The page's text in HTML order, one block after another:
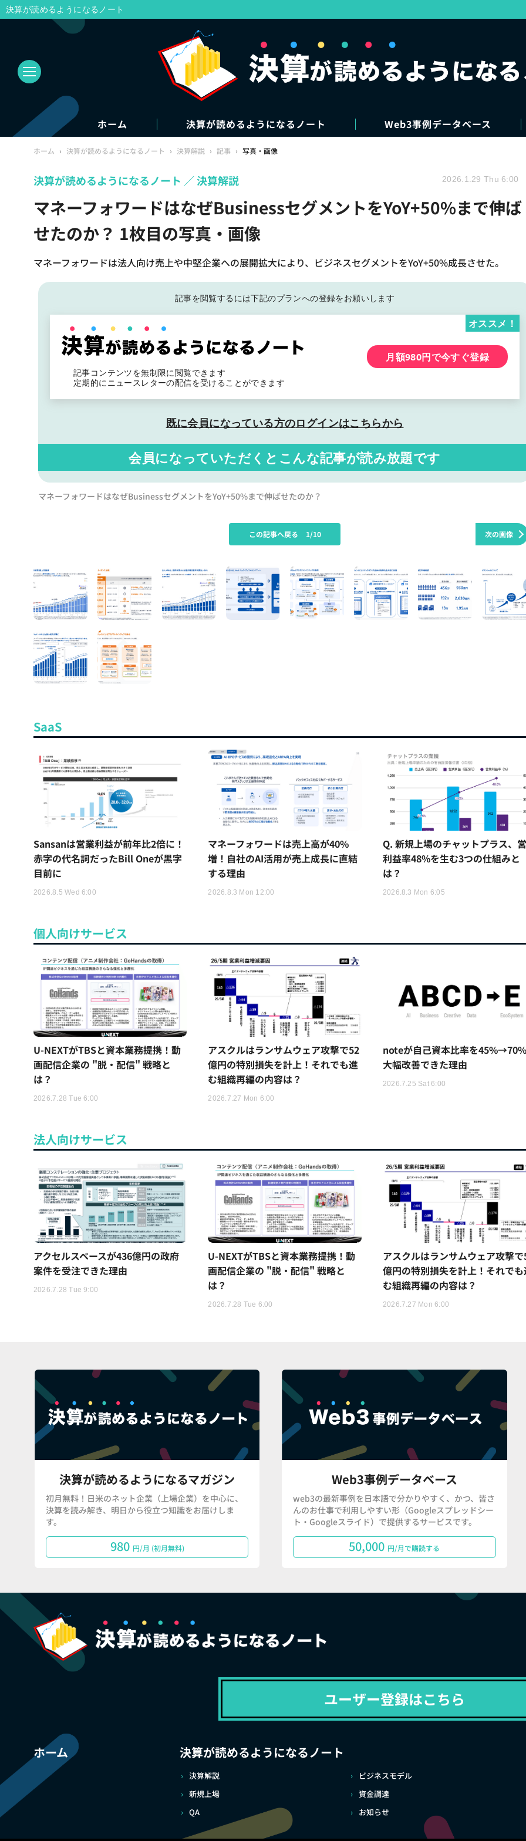
ホーム 決算が読めるようになるノート Web3事例データベース
ホーム › 決算が読めるようになるノート › 決算解説 › 記事 › 写真・画像
マネーフォワードはなぜBusinessセグメントをYoY+50%まで伸ば
せたのか？ 1枚目の写真・画像
マネーフォワードは法人向け売上や中堅企業への展開拡大により、ビジネスセグメントをYoY+50%成長させた。
決算が読めるようになるノート 決算解説 2026.1.29 Thu 6:00
記事を閲覧するには下記のプランへの登録をお願いします
記事コンテンツを無制限に閲覧できます
定期的にニュースレターの配信を受けることができます
オススメ！
月額980円で今すぐ登録
既に会員になっている方のログインはこちらから
会員になっていただくと こんな記事が読み放題です
マネーフォワードはなぜBusinessセグメントをYoY+50%まで伸ばせたのか？
次の画像
この記事へ戻る 1/10
SaaS
Sansanは営業利益が前年比2倍に！
赤字の代名詞だったBill Oneが黒字
目前に
2026.8.5 Wed 6:00
マネーフォワードは売上高が40%
増！自社のAI活用が売上成長に直結
する理由
2026.8.3 Mon 12:00
Q. 新規上場のチャットプラス、
利益率48%を生む3つの仕組みと
は？
2026.8.3 Mon 6:05
個人向けサービス
U-NEXTがTBSと資本業務提携！動
画配信企業の "脱・配信" 戦略と
は？
2026.7.28 Tue 6:00
アスクルはランサムウェア攻撃で52
億円の特別損失を計上！それでも進
む組織再編の内容は？
2026.7.27 Mon 6:00
noteが自己資本比率を
大幅改善できた理由
2026.7.25 Sat 6:00
法人向けサービス
アクセルスペースが436億円の政府
案件を受注できた理由
2026.7.28 Tue 9:00
U-NEXTがTBSと資本業務提携！動
画配信企業の "脱・配信" 戦略と
は？
2026.7.28 Tue 6:00
アスクルはランサムウェア攻撃
億円の特別損失を計上！それでも
む組織再編の内容は？
2026.7.27 Mon 6:00
決算が読めるようになるマガジン
初月無料！日米のネット企業（上場企業）を中心に、
決算を読み解き、明日から役立つ知識をお届けしま
す。
980 円/月 (初月無料)
Web3事例データベース
web3の最新事例を日本語で分かりやすく、かつ、皆さ
んのお仕事で利用しやすい形（Googleスプレッドシー
ト・Googleスライド）で提供するサービスです。
50,000 円/月で購読する
ユーザー登録はこちら
ホーム 決算が読めるようになるノート
決算解説
ビジネスモデル
新規上場
資金調達
QA
お知らせ
決算が読めるようになるノート